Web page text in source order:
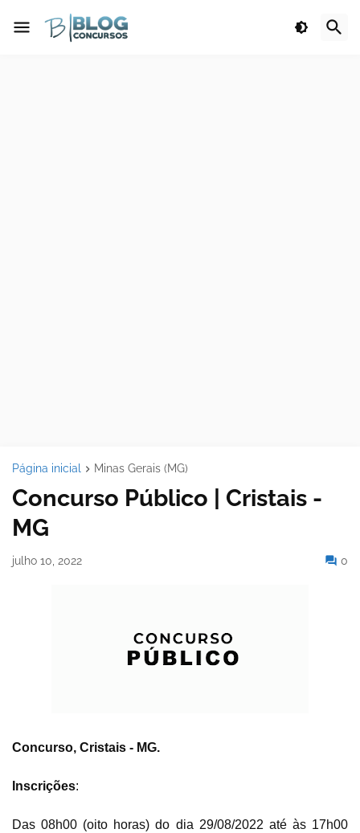
Página inicial Minas Gerais (MG)
Concurso Público | Cristais -
MG
julho 10, 2022 0
Concurso, Cristais - MG.
Inscrições:
Das 08h00 (oito horas) do dia 29/08/2022 até às 17h00